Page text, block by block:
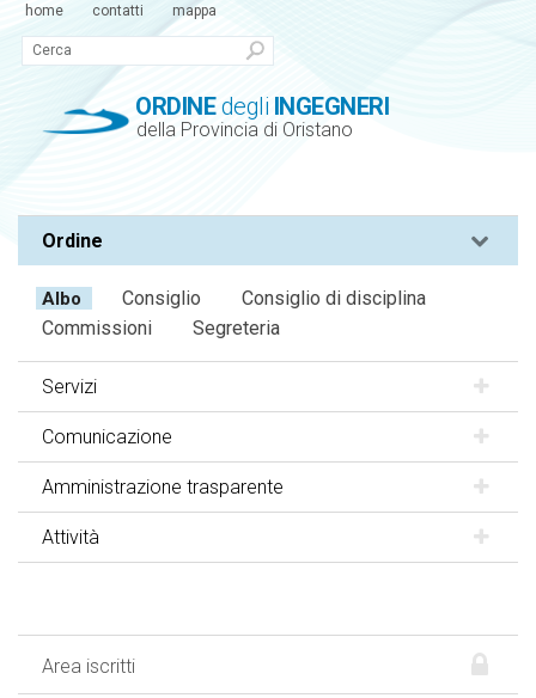
ORDINEdegli INGEGNERI
della Provincia di Oristano
home contatti mappa
Ordine
Albo Consiglio
Consiglio di disciplina
Commissioni
Segreteria
Servizi
Comunicazione
Amministrazione trasparente
Attività
Area iscritti